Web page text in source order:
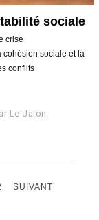
sociale
crise
cohésion sociale et la
conflits
Le Jalon
SUIVANT